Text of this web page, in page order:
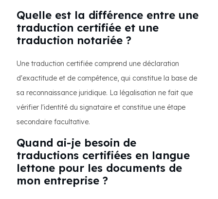
Quelle est la différence entre une
traduction certifiée et une
traduction notariée ?
Une traduction certifiée comprend une déclaration
d'exactitude et de compétence, qui constitue la base de
sa reconnaissance juridique. La légalisation ne fait que
vérifier l'identité du signataire et constitue une étape
secondaire facultative.
Quand ai-je besoin de
traductions certifiées en langue
lettone pour les documents de
mon entreprise ?